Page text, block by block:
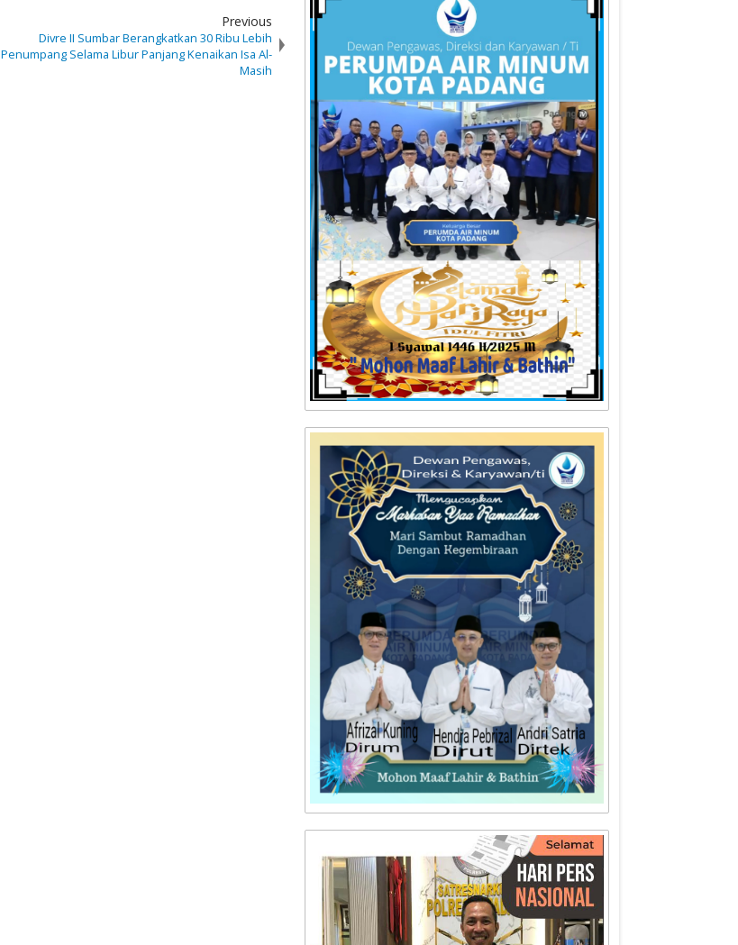
Previous
Divre II Sumbar Berangkatkan 30 Ribu Lebih
Penumpang Selama Libur Panjang Kenaikan Isa Al-
Masih